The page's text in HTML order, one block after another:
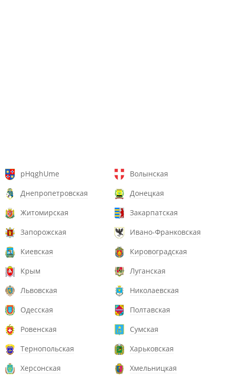
pHqghUme
Волынская
Днепропетровская
Донецкая
Житомирская
Закарпатская
Запорожская
Ивано-Франковская
Киевская
Кировоградская
Крым
Луганская
Львовская
Николаевская
Одесская
Полтавская
Ровенская
Сумская
Тернопольская
Харьковская
Херсонская
Хмельницкая